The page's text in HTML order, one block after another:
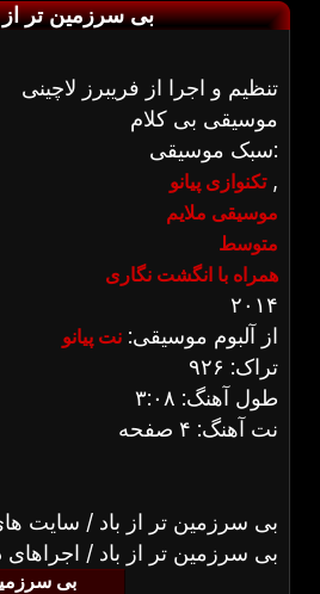
بی سرزمین تر از
تنظیم و اجرا از فریبرز لاچینی
موسیقی بی کلام
سبک موسیقی:
تکنوازی پیانو,
موسیقی ملایم
متوسط
همراه با انگشت نگاری
۲۰۱۴
از آلبوم موسیقی: نت پیانو
تراک: ۹۲۶
طول آهنگ: ۳:۰۸
نت آهنگ: ۴ صفحه
بی سرزمین تر از باد / سایت
بی سرزمین تر از باد / اجراهای
بی